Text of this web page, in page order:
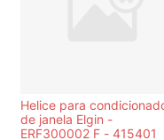
Helice para
de janela Elgin -
ERF300002 F - 415401